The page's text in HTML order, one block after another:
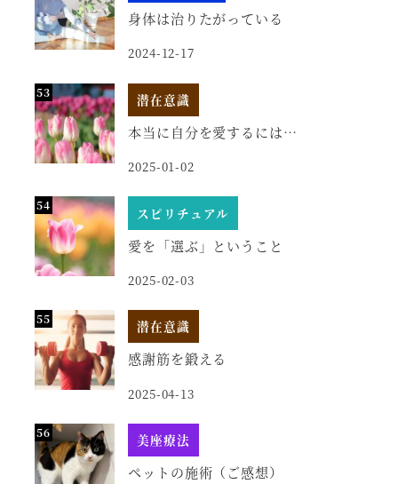
身体は治りたがっている
2024-12-17
潜在意識
本当に自分を愛するには…
2025-01-02
スピリチュアル
愛を「選ぶ」ということ
2025-02-03
潜在意識
感謝筋を鍛える
2025-04-13
美座療法
ペットの施術（ご感想）